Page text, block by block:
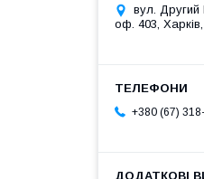
вул. Другий
оф. 403,
+380 (67)